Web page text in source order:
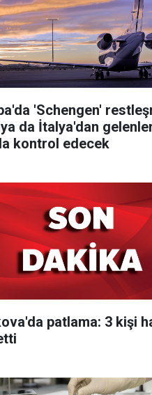
'Schengen'
da İtalya'dan
kontrol edecek
patlama: 3 kişi